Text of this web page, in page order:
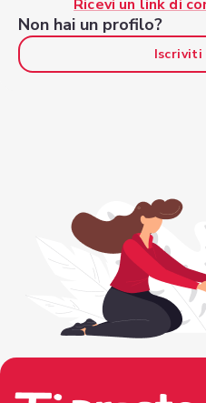
Ricevi un link di
Non hai un profilo?
Iscriviti